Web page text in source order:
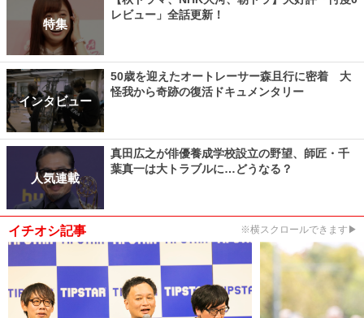
特集
レビュー」全話更新！
インタビュー
50歳を迎えたオートレーサー森且行に密着 大
怪我から奇跡の復活ドキュメンタリー
人気連載
真田広之が俳優養成学校設立の野望、師匠・千
葉真一は大トラブルに…どうなる？
イチオシ記事 ※横スクロールできます▶